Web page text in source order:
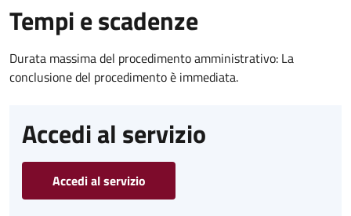
Tempi e scadenze
Durata massima del procedimento amministrativo: La
conclusione del procedimento è immediata.
Accedi al servizio
Accedi al servizio